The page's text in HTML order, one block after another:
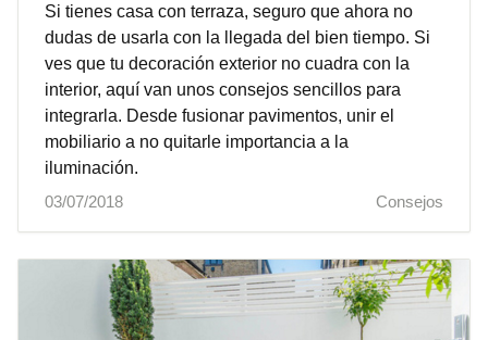
Si tienes casa con terraza, seguro que ahora no
dudas de usarla con la llegada del bien tiempo. Si
ves que tu decoración exterior no cuadra con la
interior, aquí van unos consejos sencillos para
integrarla. Desde fusionar pavimentos, unir el
mobiliario a no quitarle importancia a la
iluminación.
03/07/2018
Consejos